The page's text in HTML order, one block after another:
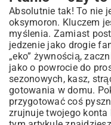
Definicja zdrowego i
gotowania
Dlaczego warto jeść
Korzyści dla portfela i
Oszczędność
ze smaku
Wpływ zdrowej diety
energię
Sekrety tanich i
Sprytne strategie w
Absolutnie tak! To nie
oksymoron. Kluczem
myślenia. Zamiast
jedzenie jako drogie
„eko” żywnością,
jako o powrocie do
sezonowych, kasz,
gotowania w domu.
przygotować coś
zrujnuje twojego konta